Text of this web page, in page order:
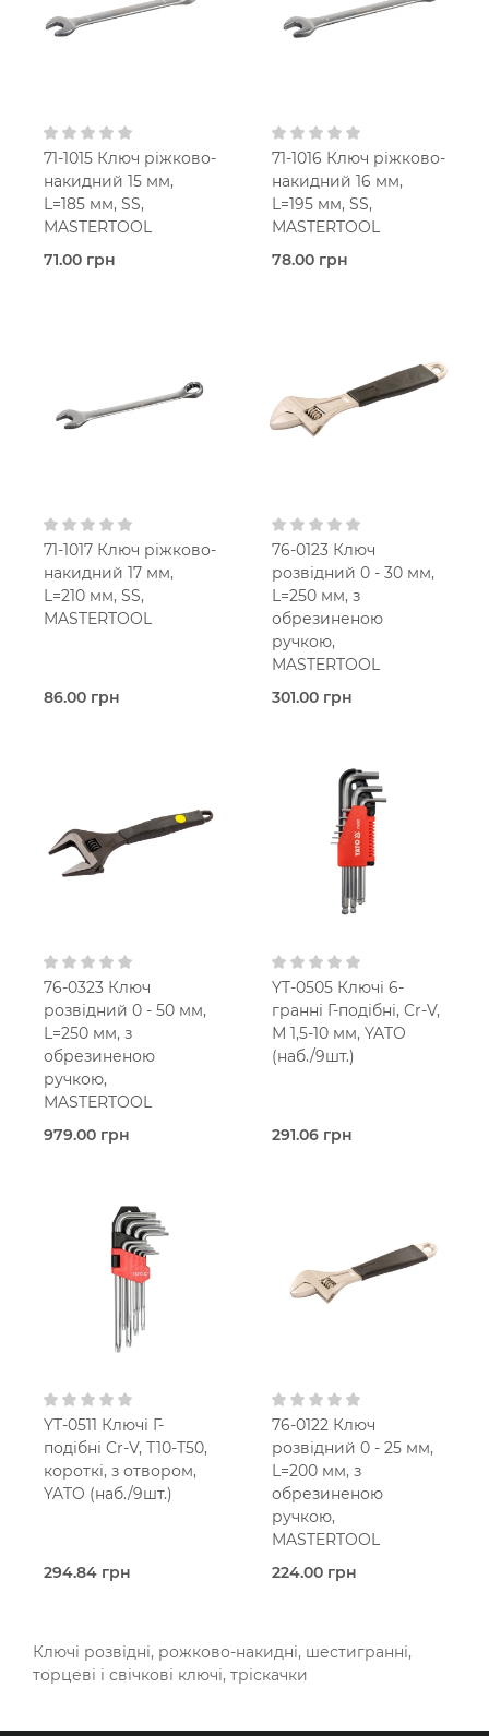
71-1015 Ключ ріжково-
накидний 15 мм,
L=185 мм, SS,
MASTERTOOL
71.00 грн
71-1016 Ключ ріжково-
накидний 16 мм,
L=195 мм, SS,
MASTERTOOL
78.00 грн
71-1017 Ключ ріжково-
накидний 17 мм,
L=210 мм, SS,
MASTERTOOL
86.00 грн
76-0123 Ключ
розвідний 0 - 30 мм,
L=250 мм, з
обрезиненою
ручкою,
MASTERTOOL
301.00 грн
76-0323 Ключ
розвідний 0 - 50 мм,
L=250 мм, з
обрезиненою
ручкою,
MASTERTOOL
979.00 грн
YT-0505 Ключі 6-
гранні Г-подібні, Cr-V,
М 1,5-10 мм, YATO
(наб./9шт.)
291.06 грн
YT-0511 Ключі Г-
подібні Cr-V, Т10-Т50,
короткі, з отвором,
YATO (наб./9шт.)
294.84 грн
76-0122 Ключ
розвідний 0 - 25 мм,
L=200 мм, з
обрезиненою
ручкою,
MASTERTOOL
224.00 грн
Розвідний
Mastertool
Ключі розвідні, рожково-накидні, шестигранні,
торцеві і свічкові ключі, тріскачки